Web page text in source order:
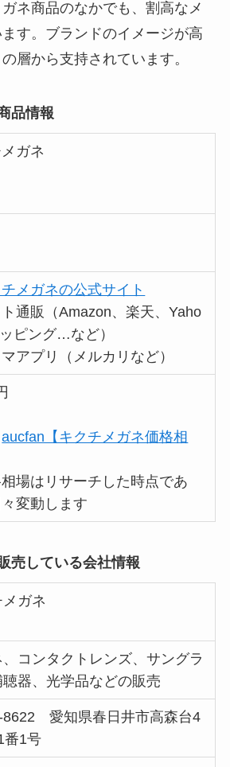
想夫恋はなぜ高い？
人気の理由と安く買
パリはなぜ高い？な
クレ・ド・ポー ボー
法も解説！
たまごっちみーつは
なぜ高い？なぜ人
気？安く買える方法
い？高すぎる？人気
方法も解説！
ネ商品のなかでも、割高なメ
す。ブランドのイメージが高
層から支持されています。
品情報
ガネ
メガネの公式サイト
ト通販（Amazon、楽天、Yaho
ピング…など）
マアプリ（メルカリなど）
aucfan【キクチメガネ価格相
場はリサーチした時点であ
々変動します
売している会社情報
ガネ
、コンタクトレンズ、サングラ
聴器、光学品などの販売
8622 愛知県春日井市高森台4
番1号